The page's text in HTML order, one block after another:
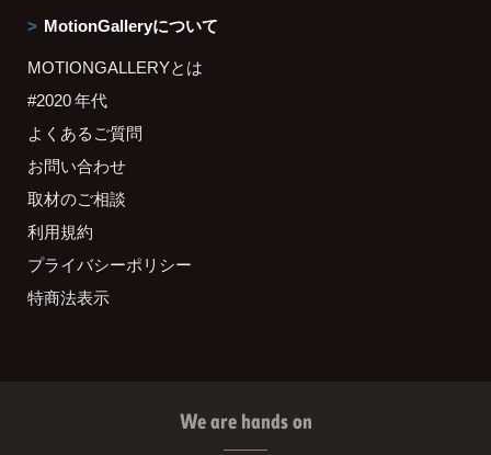
MotionGalleryについて
MOTIONGALLERYとは
#2020 年代
よくあるご質問
お問い合わせ
取材のご相談
利用規約
プライバシーポリシー
特商法表示
We are hands on